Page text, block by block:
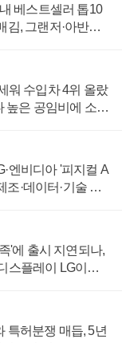
베스트셀러 톱10
김, 그랜저·아반떼
워 수입차 4위 올랐
높은 공임비에 소비
엔비디아 '피지컬 A
조·데이터·기술 결
'에 출시 지연되나,
스플레이 LG이노
특허분쟁 매듭, 5년